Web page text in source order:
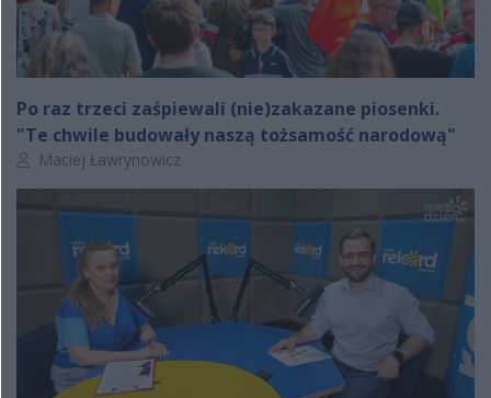
Po raz trzeci zaśpiewali (nie)zakazane piosenki.
"Te chwile budowały naszą tożsamość narodową"
Autor artykułu:
Maciej Ławrynowicz